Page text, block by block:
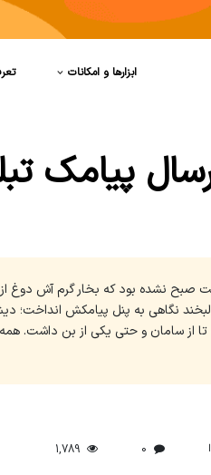
ابزارها و امکانات
پیامک
نشده بود که بخار گرم آش دوغ از
لبخند نگاهی به پنل پیامکش انداخت؛
تا از سامان و حتی یکی از بن داشت.
0
1,789